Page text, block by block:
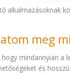
alkalmazásoknak
meg
mindannyian a
és